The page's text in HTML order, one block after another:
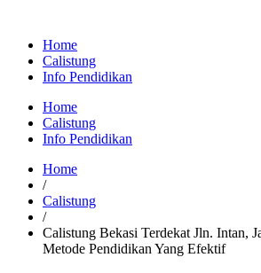
Home
Calistung
Info Pendidikan
Home
Calistung
Info Pendidikan
Home
/
Calistung
/
Calistung Bekasi Terdekat Jln. Intan,
Metode Pendidikan Yang Efektif